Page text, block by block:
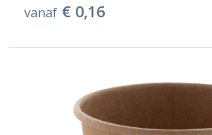
vanaf € 0,16